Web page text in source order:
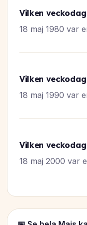
Vilken
18 maj 1980 var
Vilken
18 maj 1990 var
Vilken
18 maj 2000 var